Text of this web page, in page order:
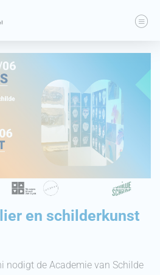
en schilderkunst
nodigt de Academie van Schilde